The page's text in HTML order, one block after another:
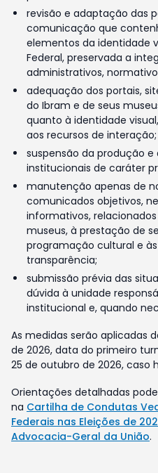
revisão e adaptação das
comunicação que
elementos da identidade
Federal, preservada a
administrativos,
adequação dos portais,
do Ibram e de seus
quanto à identidade
aos recursos de interação;
suspensão da produção
institucionais de caráter
manutenção apenas de
comunicados objetivos,
informativos,
museus, à prestação de
programação cultural e
transparência;
submissão prévia das
dúvida à unidade
institucional e, quando
As medidas serão aplicadas
de 2026, data do primeiro
25 de outubro de 2026, caso
Orientações detalhadas
na Cartilha de Condutas
Federais nas Eleições de
Advocacia-Geral da União.